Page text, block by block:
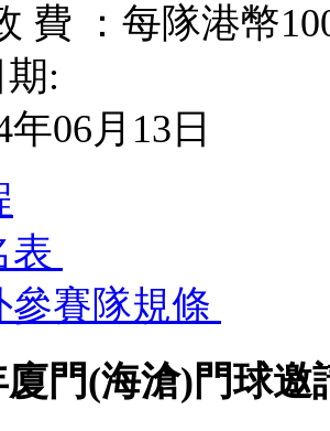
費 ：每隊港幣
:
年06月13日
表
參賽隊規條
廈門(海滄)門球邀